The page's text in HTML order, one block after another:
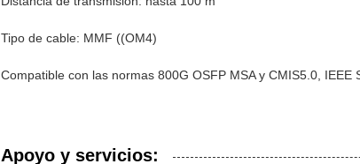
Tipo de cable: MMF ((OM4)
Compatible con las normas 800G OSFP MSA y CMIS5.0,
Apoyo y servicios: